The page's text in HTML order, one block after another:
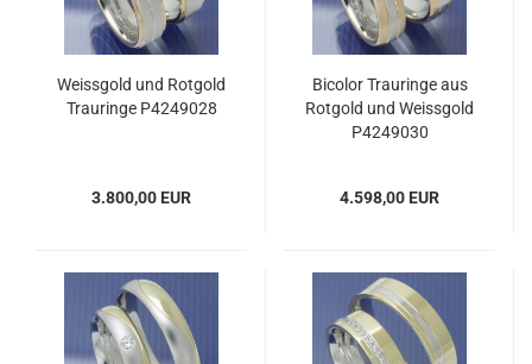
Weissgold und Rotgold
Trauringe P4249028
3.800,00 EUR
Bicolor Trauringe aus
Rotgold und Weissgold
P4249030
4.598,00 EUR